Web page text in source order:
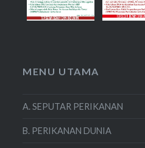
MENU UTAMA
A. SEPUTAR PERIKANAN
B. PERIKANAN DUNIA